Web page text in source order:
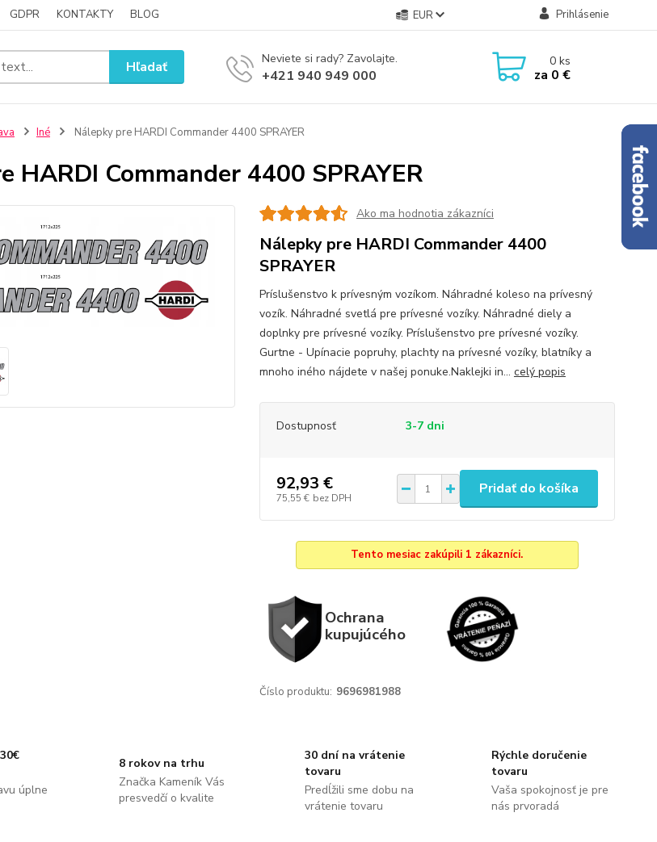
GDPR KONTAKTY BLOG EUR Prihlásenie
Hľadať Neviete si rady? Zavolajte.
+421 940 949 000
0ks
za 0 €
Iné Nálepky pre HARDI Commander 4400 SPRAYER
HARDI Commander 4400 SPRAYER
Ako ma hodnotia zákazníci
Nálepky pre HARDI Commander 4400
SPRAYER
Príslušenstvo k prívesným vozíkom. Náhradné koleso na prívesný
vozík. Náhradné svetlá pre prívesné vozíky. Náhradné diely a
doplnky pre prívesné vozíky. Príslušenstvo pre prívesné vozíky.
Gurtne - Upínacie popruhy, plachty na prívesné vozíky, blatníky a
mnoho iného nájdete v našej ponuke.Naklejki in... celý popis
Dostupnosť 3-7 dni
92,93 €
75,55 € bez DPH
Pridať do košíka
Tento mesiac zakúpili 1 zákazníci.
Ochrana
kupujúcého
Číslo produktu: 9696981988
úplne
8 rokov na trhu
Značka Kameník Vás
presvedčí o kvalite
30 dní na vrátenie
tovaru
Predĺžili sme dobu na
vrátenie tovaru
Rýchle doručenie
tovaru
Vaša spokojnosť je pre
nás prvoradá